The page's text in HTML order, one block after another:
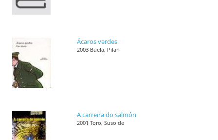
Ácaros verdes
2003 Buela, Pilar
A carreira do salmón
2001 Toro, Suso de